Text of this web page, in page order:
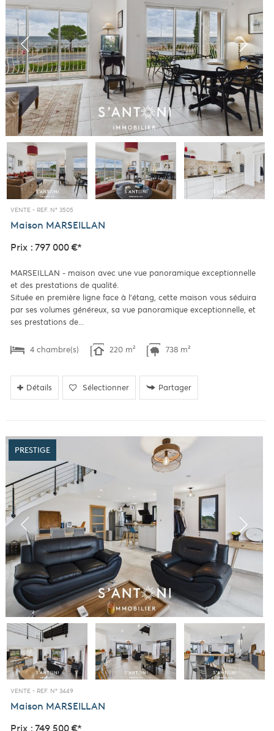
VENTE - REF. N° 3505
Maison MARSEILLAN
Prix : 797 000 €*
MARSEILLAN - maison avec une vue panoramique exceptionnelle
et des prestations de qualité.
Située en première ligne face à l’étang, cette maison vous séduira
par ses volumes généreux, sa vue panoramique exceptionnelle, et
ses prestations de...
4 chambre(s) 220 m² 738 m²
Détails Sélectionner Partager
PRESTIGE
VENTE - REF. N° 3449
Maison MARSEILLAN
Prix : 749 500 €*